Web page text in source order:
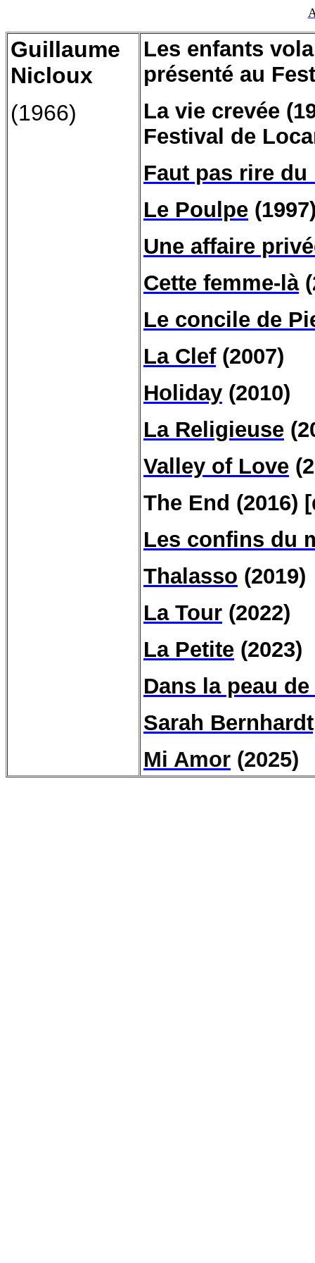
Guillaume
Nicloux
(1966)
Les enfants
présenté au
La vie crevée
Festival de
Faut pas rire
Le Poulpe
Une affaire
Cette femme-là
Le concile de
La Clef(2007)
Holiday (2010)
La Religieuse
Valley of Love
The End (2016)
Les confins du
Thalasso (2019)
La Tour (2022)
La Petite (2023)
Dans la peau
Sarah
Mi Amor (2025)